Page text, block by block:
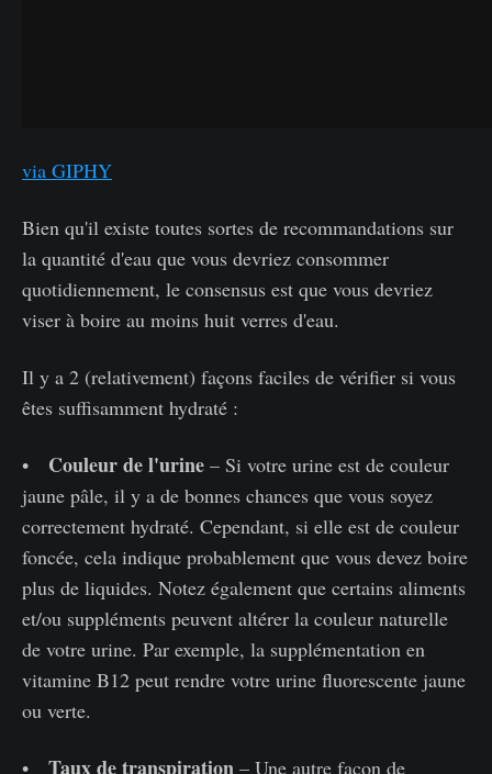
via GIPHY
Bien qu'il existe toutes sortes de recommandations sur
la quantité d'eau que vous devriez consommer
quotidiennement, le consensus est que vous devriez
viser à boire au moins huit verres d'eau.
Il y a 2 (relativement) façons faciles de vérifier si vous
êtes suffisamment hydraté :
• Couleur de l'urine – Si votre urine est de couleur
jaune pâle, il y a de bonnes chances que vous soyez
correctement hydraté. Cependant, si elle est de couleur
foncée, cela indique probablement que vous devez boire
plus de liquides. Notez également que certains aliments
et/ou suppléments peuvent altérer la couleur naturelle
de votre urine. Par exemple, la supplémentation en
vitamine B12 peut rendre votre urine fluorescente jaune
ou verte.
• Taux de transpiration – Une autre façon de